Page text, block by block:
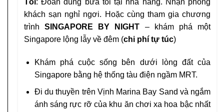
Tối: Đoàn dùng bữa tối tại nhà hàng. Nhận phòng
khách sạn nghỉ ngơi. Hoặc cùng tham gia chương
trìnhSINGAPORE BY NIGHT – khám phá một
Singapore lộng lẫy về đêm (chi phí tự túc)
Khám phá cuộc sống bên dưới lòng đất của
Singapore bằng hệ thống tàu điện ngầm MRT.
Đi du thuyền trên Vịnh Marina Bay Sand và ngắm
ánh sáng rực rỡ của khu ăn chơi xa hoa bậc nhất